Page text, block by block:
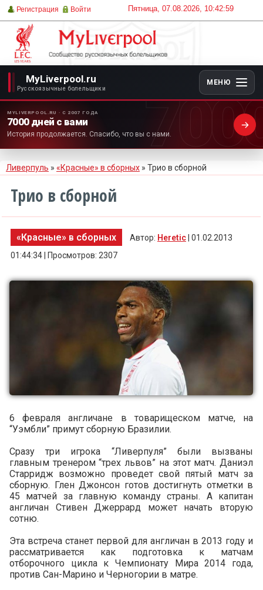
Пятница, 07.08.2026, 10:42:59
Регистрация Войти
MyLiverpool.ru
Русскоязычные болельщики
МЕНЮ
MYLIVERPOOL.RU · С 2007 ГОДА
7000 дней с вами
История продолжается. Спасибо, что вы с нами.
Ливерпуль » «Красные» в сборных » Трио в сборной
Трио в сборной
«Красные» в сборных Автор: Heretic | 01.02.2013
01:44:34 | Просмотров: 2307
6 февраля англичане в товарищеском матче, на
“Уэмбли” примут сборную Бразилии.
Сразу три игрока “Ливерпуля” были вызваны
главным тренером “трех львов” на этот матч. Даниэл
Старридж возможно проведет свой пятый матч за
сборную. Глен Джонсон готов достигнуть отметки в
45 матчей за главную команду страны. А капитан
англичан Стивен Джеррард может начать вторую
сотню.
Эта встреча станет первой для англичан в 2013 году и
рассматривается как подготовка к матчам
отборочного цикла к Чемпионату Мира 2014 года,
против Сан-Марино и Черногории в матре.